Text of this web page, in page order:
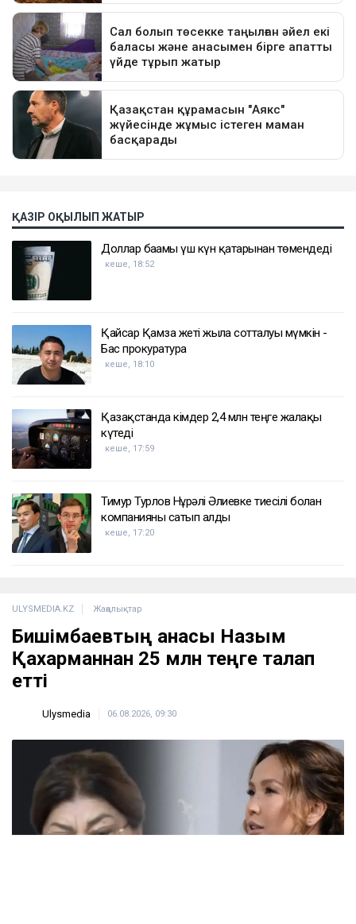
ҚАЗІР ОҚЫЛЫП ЖАТЫР
Доллар бағамы үш күн қатарынан төмендеді
кеше, 18:52
Қайсар Қамза жеті жылға сотталуы мүмкін -
Бас прокуратура
кеше, 18:10
Қазақстанда кімдер 2,4 млн теңге жалақы
күтеді
кеше, 17:59
Тимур Турлов Нұрәлі Әлиевке тиесілі болған
компанияны сатып алды
кеше, 17:20
ULYSMEDIA.KZ Жаңалықтар
Бишімбаевтың анасы Назым
Қахарманнан 25 млн теңге талап
етті
Ulysmedia 06.08.2026, 09:30